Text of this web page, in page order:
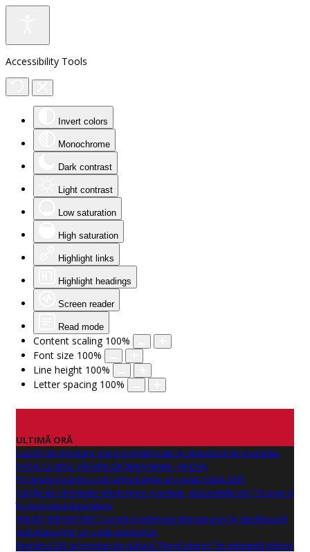
Accessibility Tools
Invert colors
Monochrome
Dark contrast
Light contrast
Low saturation
High saturation
Highlight links
Highlight headings
Screen reader
Read mode
Content scaling 100%
Font size 100%
Line height 100%
Letter spacing 100%
ULTIMĂ ORĂ
Lucrări de montare grinzi prefabricate la obiectivul de investitie
PASAJ CLUBUL VĂCARILOR (BAIA MARE - RECEA)
Programul pentru școli al României an școlar 2024-2025
Cărțile de identitate electronice și simple, disponibile din 10 iunie și
în municipiul Baia Mare
ANUNŢ IMPORTANT! Consiliul Județean Maramureș își desfășoară
activitatea într-un sediu temporar.
Numărul 262 al revistei de cultură "Nord Literar" își așteaptă cititorii